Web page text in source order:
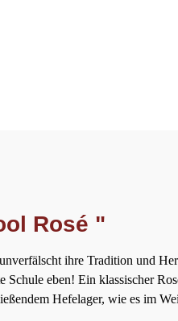
Rosé "
ihre Tradition und
eben! Ein klassischer
Hefelager, wie es im